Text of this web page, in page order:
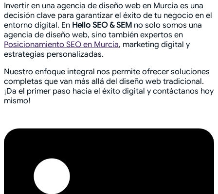
Invertir en una agencia de diseño web en Murcia es una
decisión clave para garantizar el éxito de tu negocio en el
entorno digital. En Hello SEO & SEM no solo somos una
agencia de diseño web, sino también expertos en
Posicionamiento SEO en Murcia, marketing digital y
estrategias personalizadas.
Nuestro enfoque integral nos permite ofrecer soluciones
completas que van más allá del diseño web tradicional.
¡Da el primer paso hacia el éxito digital y contáctanos hoy
mismo!